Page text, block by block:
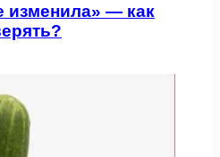
изменила» — как